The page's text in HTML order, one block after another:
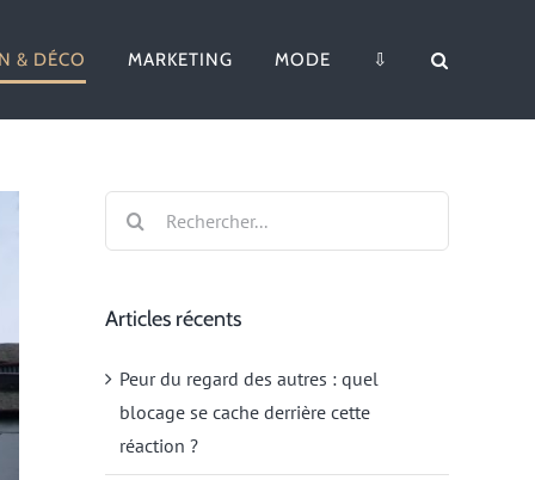
& DÉCO MARKETING MODE ⇩
Rechercher:
Articles récents
Peur du regard des autres : quel
blocage se cache derrière cette
réaction ?